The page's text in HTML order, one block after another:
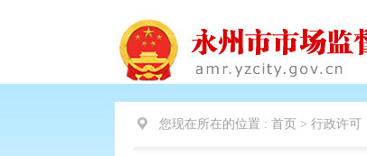
您现在所在的位置 : 首页 > 行政许可